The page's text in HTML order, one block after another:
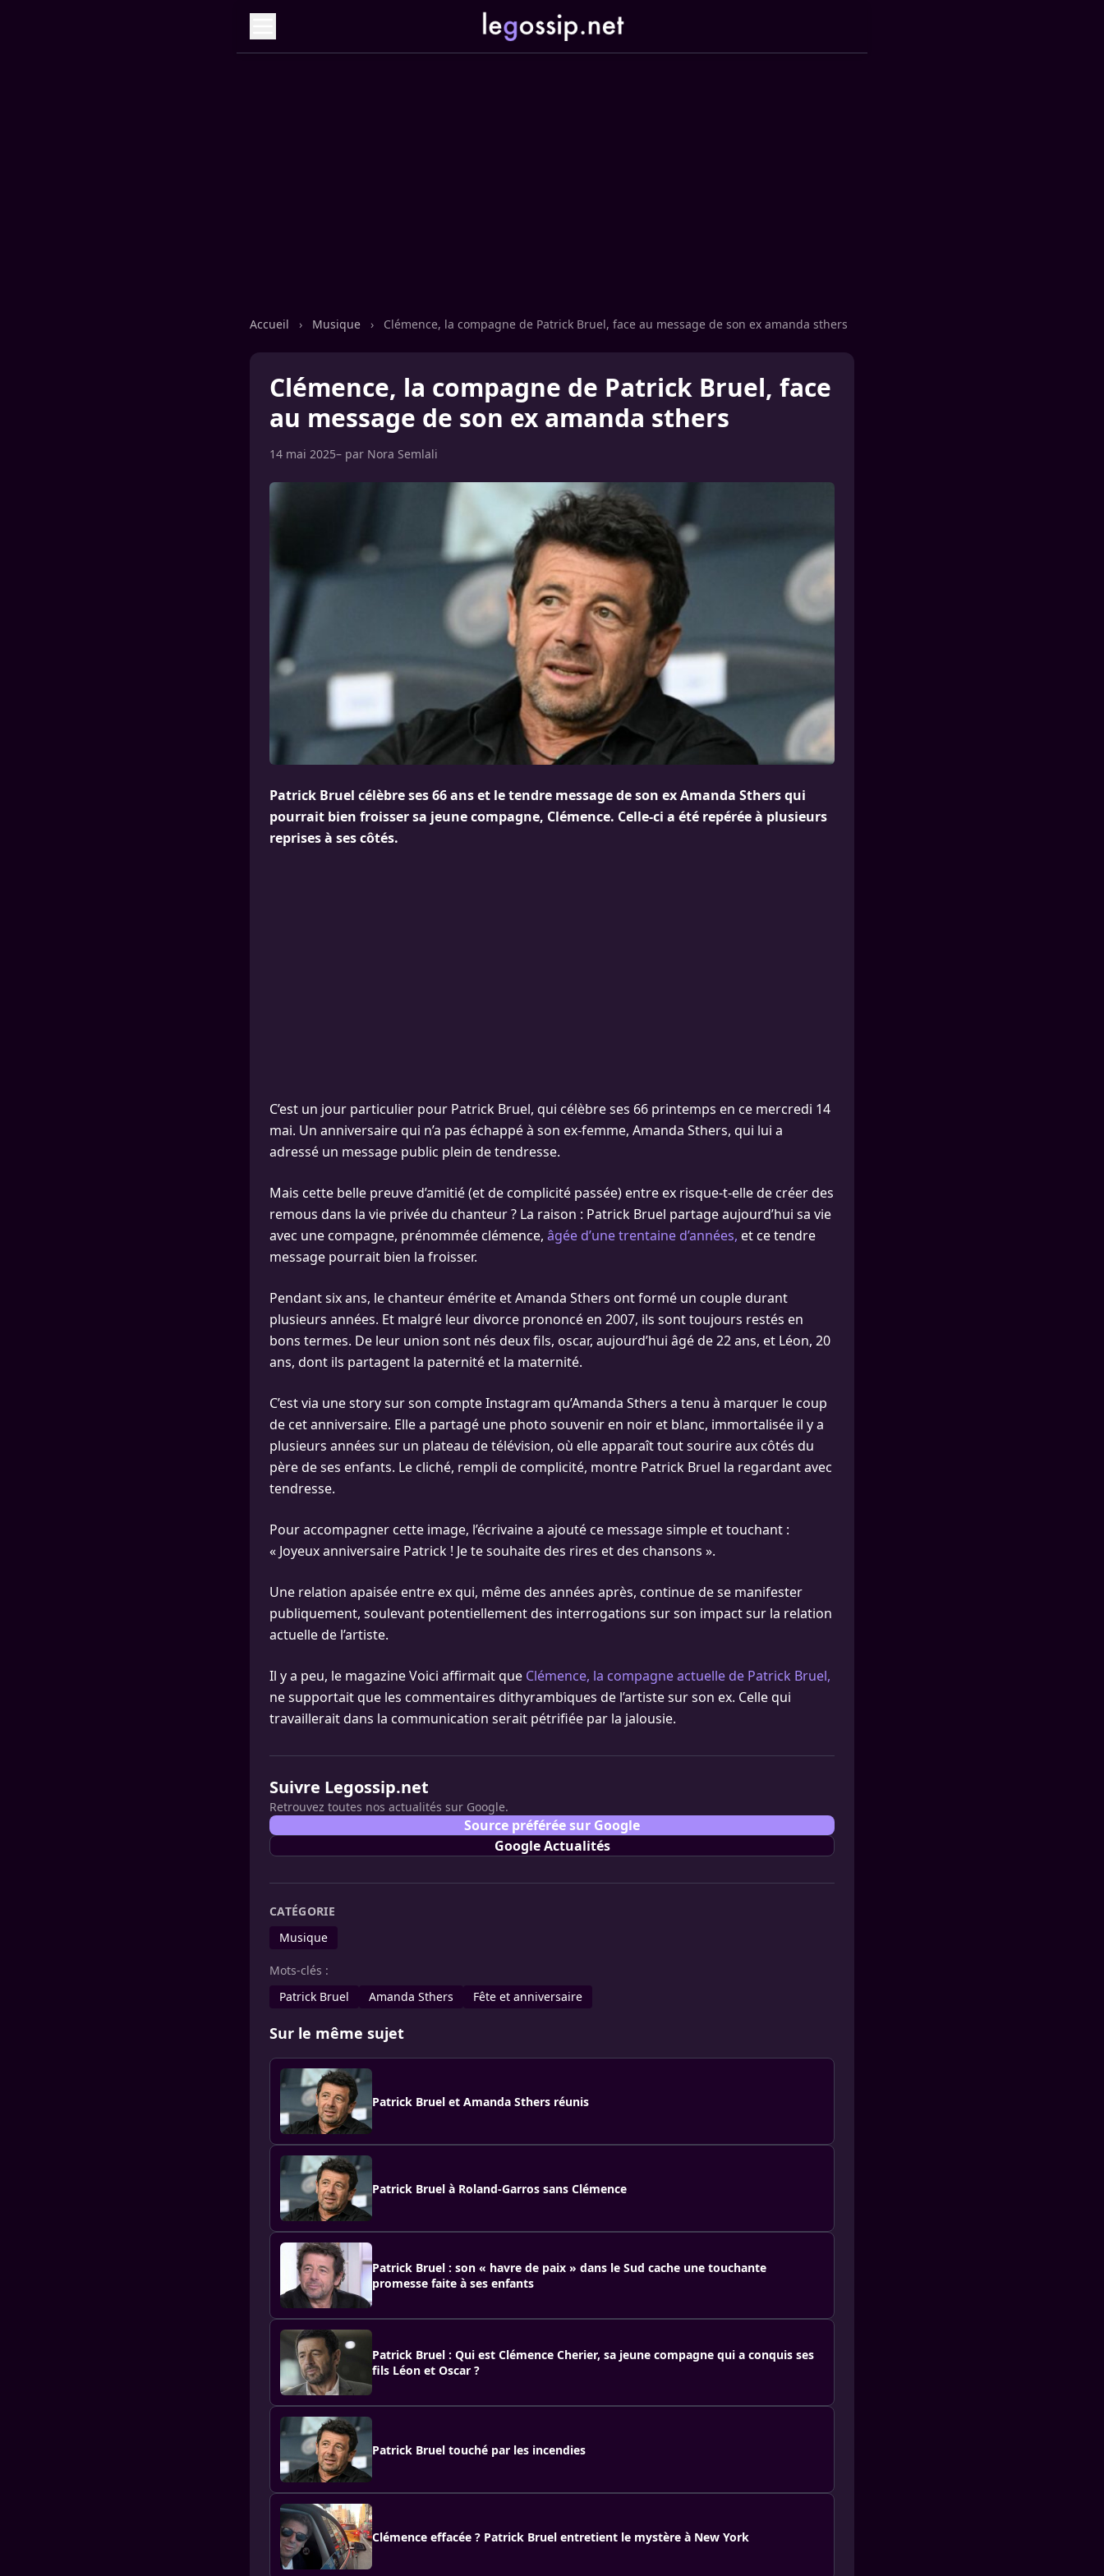
Accueil › Musique › Clémence, la compagne de Patrick Bruel, face au message de son ex amanda sthers
Clémence, la compagne de Patrick Bruel, face
au message de son ex amanda sthers
14 mai 2025– par Nora Semlali
Patrick Bruel célèbre ses 66 ans et le tendre message de son ex Amanda Sthers qui
pourrait bien froisser sa jeune compagne, Clémence. Celle-ci a été repérée à plusieurs
reprises à ses côtés.
C’est un jour particulier pour Patrick Bruel, qui célèbre ses 66 printemps en ce mercredi 14
mai. Un anniversaire qui n’a pas échappé à son ex-femme, Amanda Sthers, qui lui a
adressé un message public plein de tendresse.
Mais cette belle preuve d’amitié (et de complicité passée) entre ex risque-t-elle de créer des
remous dans la vie privée du chanteur ? La raison : Patrick Bruel partage aujourd’hui sa vie
avec une compagne, prénommée clémence, âgée d’une trentaine d’années, et ce tendre
message pourrait bien la froisser.
Pendant six ans, le chanteur émérite et Amanda Sthers ont formé un couple durant
plusieurs années. Et malgré leur divorce prononcé en 2007, ils sont toujours restés en
bons termes. De leur union sont nés deux fils, oscar, aujourd’hui âgé de 22 ans, et Léon, 20
ans, dont ils partagent la paternité et la maternité.
C’est via une story sur son compte Instagram qu’Amanda Sthers a tenu à marquer le coup
de cet anniversaire. Elle a partagé une photo souvenir en noir et blanc, immortalisée il y a
plusieurs années sur un plateau de télévision, où elle apparaît tout sourire aux côtés du
père de ses enfants. Le cliché, rempli de complicité, montre Patrick Bruel la regardant avec
tendresse.
Pour accompagner cette image, l’écrivaine a ajouté ce message simple et touchant :
« Joyeux anniversaire Patrick ! Je te souhaite des rires et des chansons ».
Une relation apaisée entre ex qui, même des années après, continue de se manifester
publiquement, soulevant potentiellement des interrogations sur son impact sur la relation
actuelle de l’artiste.
Il y a peu, le magazine Voici affirmait que Clémence, la compagne actuelle de Patrick Bruel,
ne supportait que les commentaires dithyrambiques de l’artiste sur son ex. Celle qui
travaillerait dans la communication serait pétrifiée par la jalousie.
Suivre Legossip.net
Retrouvez toutes nos actualités sur Google.
Source préférée sur Google
Google Actualités
CATÉGORIE
Musique
Mots-clés :
Patrick Bruel
Amanda Sthers Fête et anniversaire
Sur le même sujet
Patrick Bruel et Amanda Sthers réunis
Patrick Bruel à Roland-Garros sans Clémence
Patrick Bruel : son « havre de paix » dans le Sud cache une touchante
promesse faite à ses enfants
Patrick Bruel : Qui est Clémence Cherier, sa jeune compagne qui a conquis ses
fils Léon et Oscar ?
Patrick Bruel touché par les incendies
Clémence effacée ? Patrick Bruel entretient le mystère à New York